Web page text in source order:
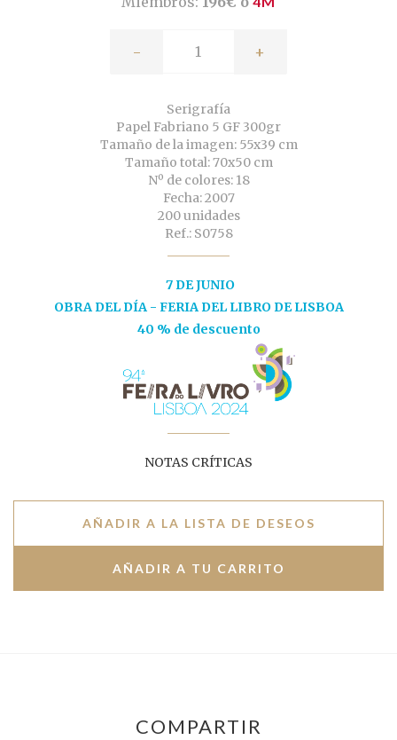
- +
Serigrafía
Papel Fabriano 5 GF 300gr
Tamaño de la imagen: 55x39 cm
Tamaño total: 70x50 cm
Nº de colores: 18
Fecha: 2007
200 unidades
Ref.: S0758
7 DE JUNIO
OBRA DEL DÍA - FERIA DEL LIBRO DE LISBOA
40 % de descuento
NOTAS CRÍTICAS
AÑADIR A LA LISTA DE DESEOS
COMPARTIR